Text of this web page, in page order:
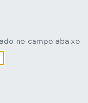
no campo abaixo